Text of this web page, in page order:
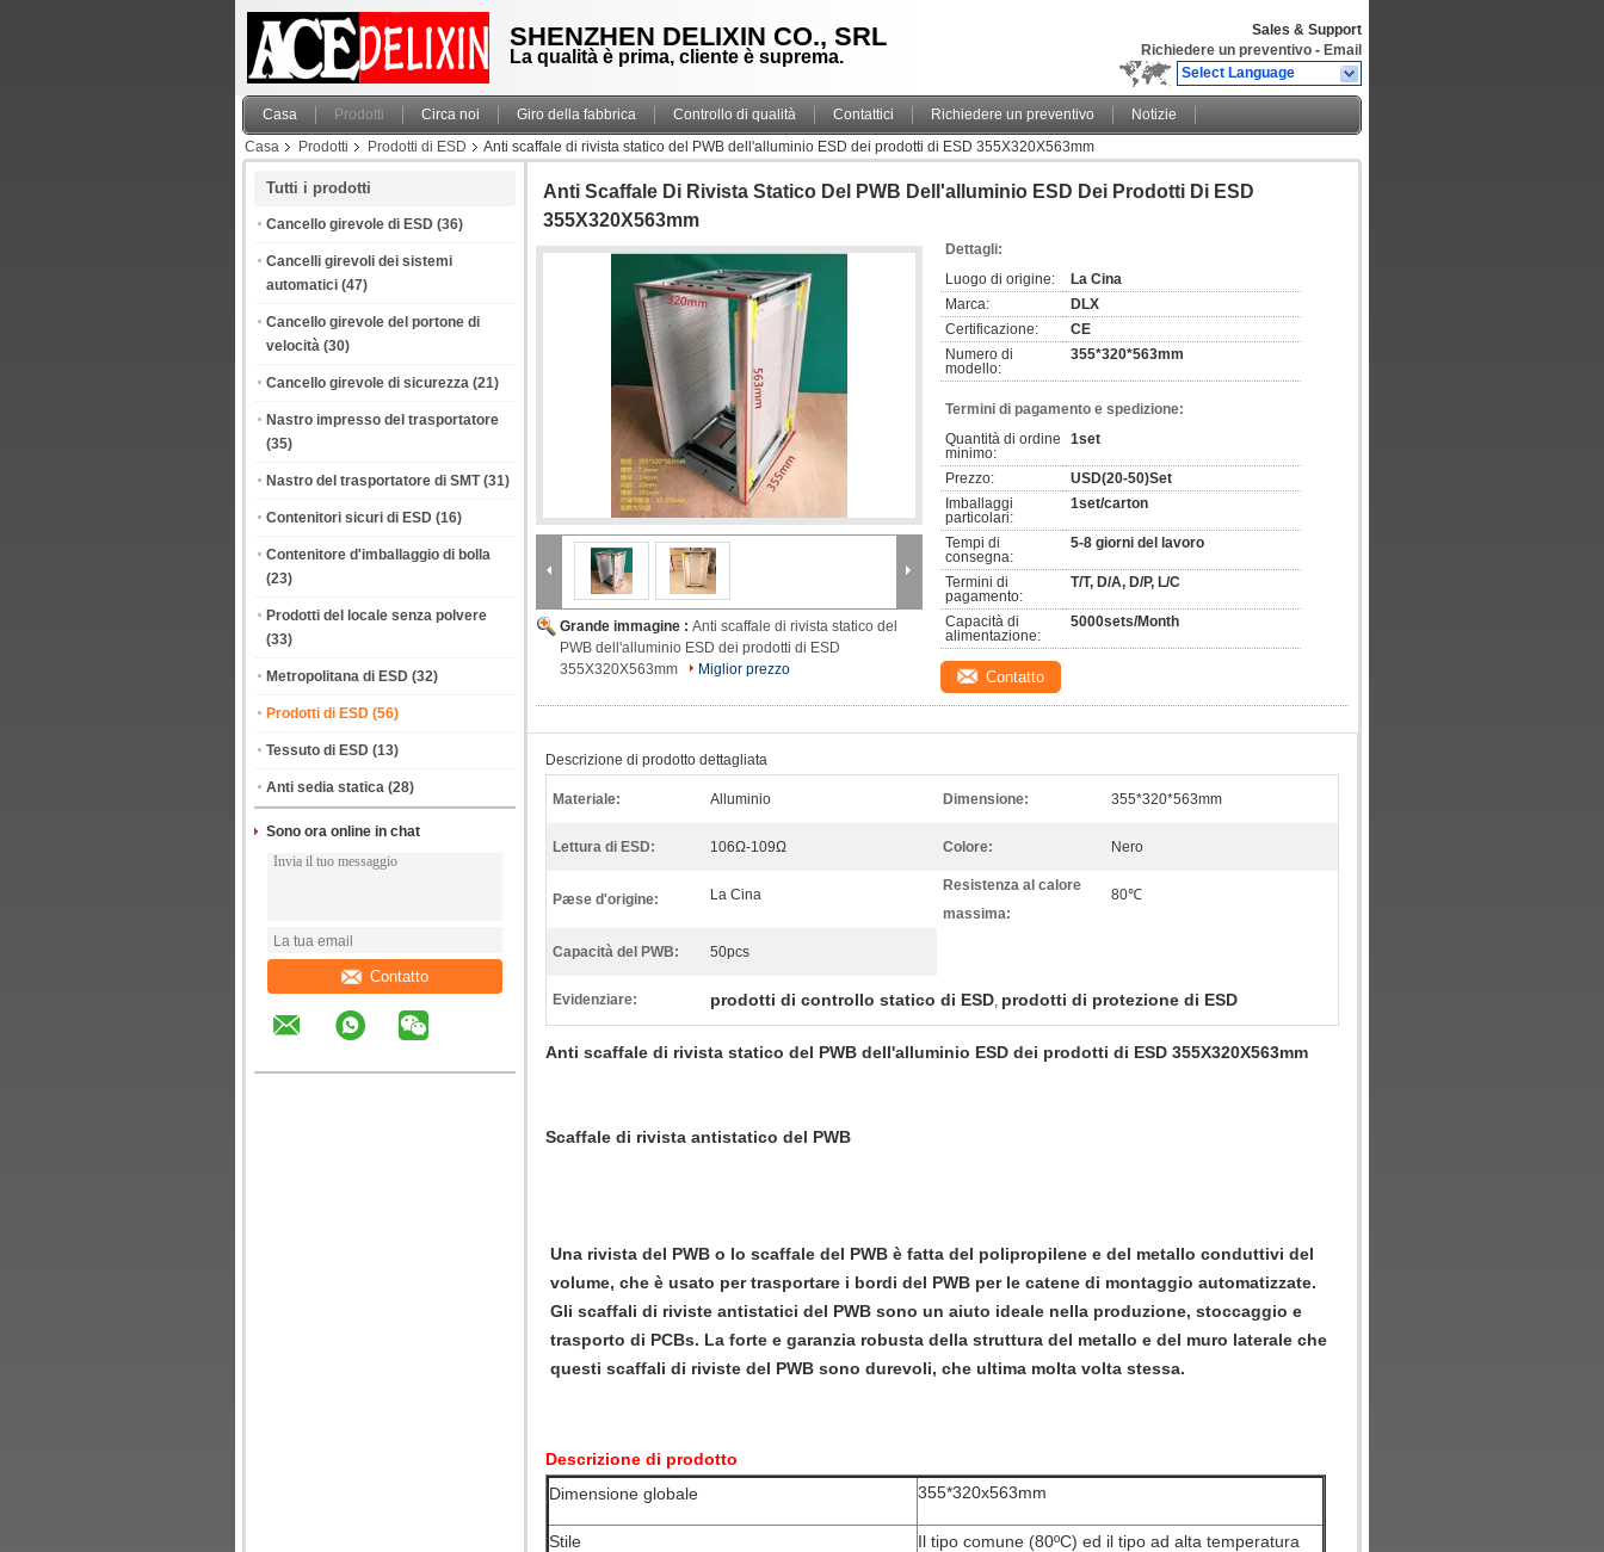
SHENZHEN DELIXIN CO., SRL
La qualità è prima, cliente è suprema.
Sales & Support
Richiedere un preventivo - Email
Select Language
Casa Prodotti Circa noi Giro della fabbrica Controllo di qualità Contattici Richiedere un preventivo
Notizie
Casa
Prodotti Prodotti di ESD Anti scaffale di rivista statico del PWB dell'alluminio ESD dei prodotti di ESD 355X320X563mm
Tutti i prodotti
Cancello girevole di ESD (36)
Cancelli girevoli dei sistemi
automatici (47)
Cancello girevole del portone di
velocità (30)
Cancello girevole di sicurezza (21)
Nastro impresso del trasportatore
(35)
Nastro del trasportatore di SMT (31)
Contenitori sicuri di ESD (16)
Contenitore d'imballaggio di bolla
(23)
Prodotti del locale senza polvere
(33)
Metropolitana di ESD (32)
Prodotti di ESD (56)
Tessuto di ESD (13)
Anti sedia statica (28)
Sono ora online in chat
Contatto
Anti Scaffale Di Rivista Statico Del PWB Dell'alluminio ESD Dei Prodotti Di ESD
355X320X563mm
Grande immagine : Anti scaffale di rivista statico del
PWB dell'alluminio ESD dei prodotti di ESD
355X320X563mm
Miglior prezzo
Dettagli:
Luogo di origine:
La Cina
Marca:
DLX
Certificazione:
CE
Numero di
modello:
355*320*563mm
Termini di pagamento e spedizione:
Quantità di ordine
minimo:
1set
Prezzo:
USD(20-50)Set
Imballaggi
particolari:
1set/carton
Tempi di
consegna:
5-8 giorni del lavoro
Termini di
pagamento:
T/T, D/A, D/P, L/C
Capacità di
alimentazione:
5000sets/Month
Contatto
Descrizione di prodotto dettagliata
Materiale: Alluminio Dimensione: 355*320*563mm
Lettura di ESD: 106Ω-109Ω Colore: Nero
Pæse d'origine: La Cina
Resistenza al calore
massima:
80℃
Capacità del PWB: 50pcs
Evidenziare: prodotti di controllo statico di ESD, prodotti di protezione di ESD
Anti scaffale di rivista statico del PWB dell'alluminio ESD dei prodotti di ESD 355X320X563mm
Scaffale di rivista antistatico del PWB
Una rivista del PWB o lo scaffale del PWB è fatta del polipropilene e del metallo conduttivi del
volume, che è usato per trasportare i bordi del PWB per le catene di montaggio automatizzate.
Gli scaffali di riviste antistatici del PWB sono un aiuto ideale nella produzione, stoccaggio e
trasporto di PCBs. La forte e garanzia robusta della struttura del metallo e del muro laterale che
questi scaffali di riviste del PWB sono durevoli, che ultima molta volta stessa.
Descrizione di prodotto
Dimensione globale
355*320x563mm
Stile
Il tipo comune (80ºC) ed il tipo ad alta temperatura